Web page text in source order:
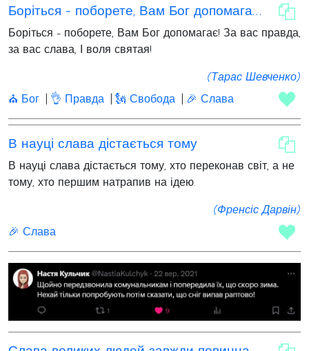
Боріться - поборете, Вам Бог допомагає! За вас правда
Боріться - поборете, Вам Бог допомагає! За вас правда,
за вас слава, І воля святая!
(Тарас Шевченко)
⛪ Бог
👌 Правда 🗽 Свобода 🎉 Слава
В науці слава дістається тому
В науці слава дістається тому, хто переконав світ, а не
тому, хто першим натрапив на ідею.
(Френсіс Дарвін)
🎉 Слава